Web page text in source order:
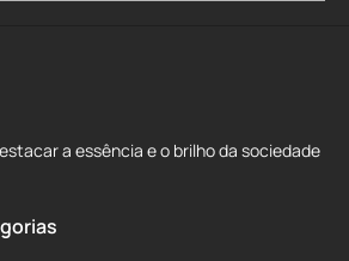
a essência e o brilho da sociedade